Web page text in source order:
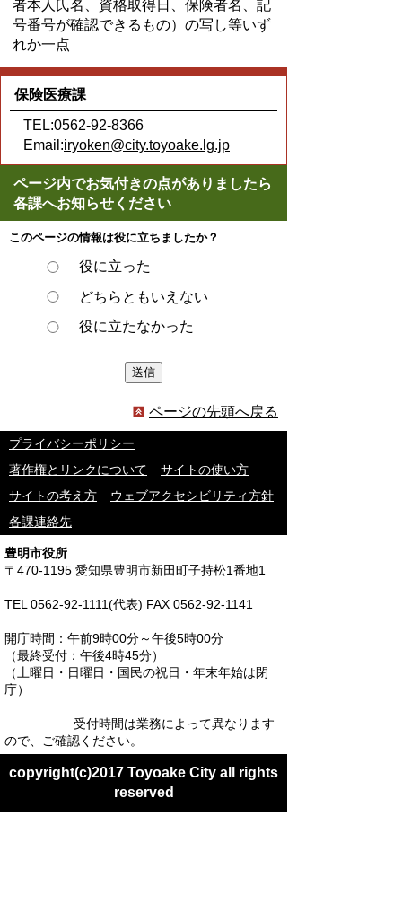
者本人氏名、資格取得日、保険者名、記
号番号が確認できるもの）の写し等いず
れか一点
保険医療課
TEL:0562-92-8366
Email:iryoken@city.toyoake.lg.jp
ページ内でお気付きの点がありましたら
各課へお知らせください
このページの情報は役に立ちましたか？
役に立った
どちらともいえない
役に立たなかった
ページの先頭へ戻る
プライバシーポリシー
著作権とリンクについて
サイトの使い方
サイトの考え方
ウェブアクセシビリティ方針
各課連絡先
豊明市役所
〒470-1195 愛知県豊明市新田町子持松1番地1
TEL 0562-92-1111(代表) FAX 0562-92-1141
開庁時間：午前9時00分～午後5時00分
（最終受付：午後4時45分）
（土曜日・日曜日・国民の祝日・年末年始は閉
庁）
受付時間は業務によって異なります
ので、ご確認ください。
copyright(c)2017 Toyoake City all rights
reserved